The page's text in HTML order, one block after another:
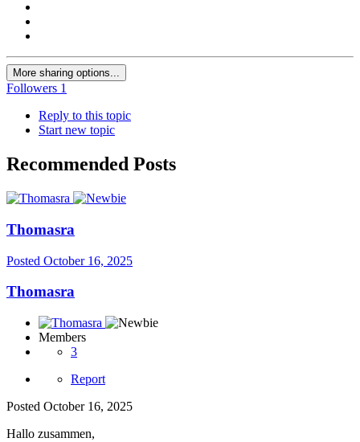
More sharing options...
Followers 1
Reply to this topic
Start new topic
Recommended Posts
Thomasra
Posted October 16, 2025
Thomasra
Members
3
Report
Posted October 16, 2025
Hallo zusammen,